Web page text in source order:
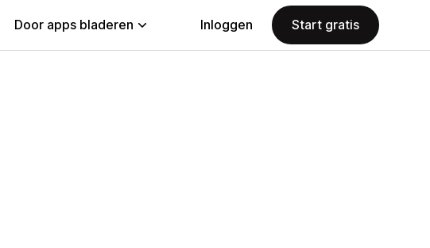
Door apps bladeren Inloggen Start gratis